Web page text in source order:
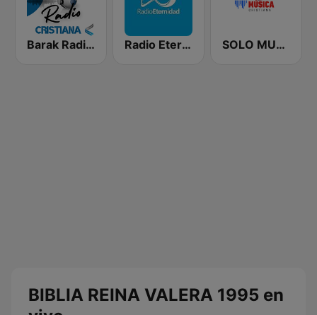
Barak Radio Cristiana Radio Eternidad 990 AM SOLO MUSICA CRISTIANA
BIBLIA REINA VALERA 1995 en